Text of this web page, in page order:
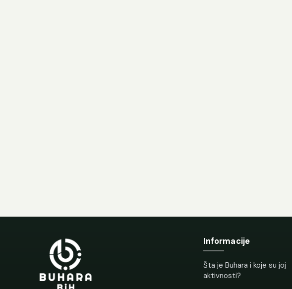
Informacije
Šta je Buhara i koje su joj
aktivnosti?